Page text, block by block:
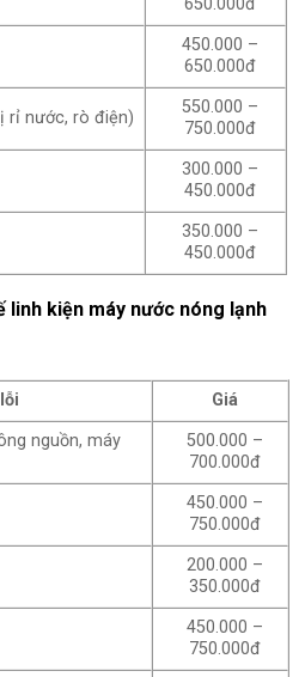
650.000đ
450.000 –
650.000đ
rỉ nước, rò điện)
550.000 –
750.000đ
300.000 –
450.000đ
350.000 –
450.000đ
linh kiện máy nước nóng lạnh
Giá
nguồn, máy
500.000 –
700.000đ
450.000 –
750.000đ
200.000 –
350.000đ
450.000 –
750.000đ